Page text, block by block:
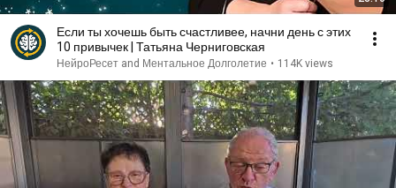
Если ты хочешь быть счастливее, начни день с этих
10 привычек | Татьяна Черниговская
НейроРесет and Ментальное Долголетие • 114K views